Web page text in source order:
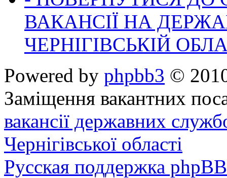
ВАКАНСІЇ НА
ЧЕРНІГІВСЬКІЙ
Powered by phpbb3 ©
Заміщення вакантних
вакансії державних
Чернігівської області
Русская поддержка phpBB